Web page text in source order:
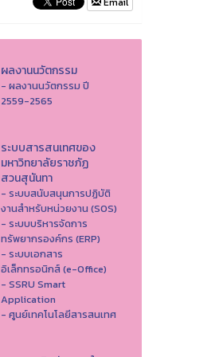
ผลงานนวัตกรรม
- ผลงานนวัตกรรม ปี
2559-2565
ระบบสารสนเทศของ
มหาวิทยาลัยราชภัฏ
สวนสุนันทา
- ระบบสนับสนุนการปฏิบัติ
งานสำหรับหน่วยงาน (SOS)
- ระบบบริหารจัดการ
ทรัพยากรองค์กร (ERP)
- ระบบเอกสาร
อิเล็กทรอนิกส์ (e-Office)
- SSRU Smart
Application
- ศูนย์เทคโนโลยีสารสนเทศ